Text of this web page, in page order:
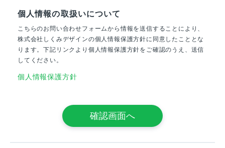
個人情報の取扱いについて
こちらのお問い合わせフォームから情報を送信することにより、
株式会社しくみデザインの個人情報保護方針に同意したこととな
ります。下記リンクより個人情報保護方針をご確認のうえ、送信
してください。
個人情報保護方針